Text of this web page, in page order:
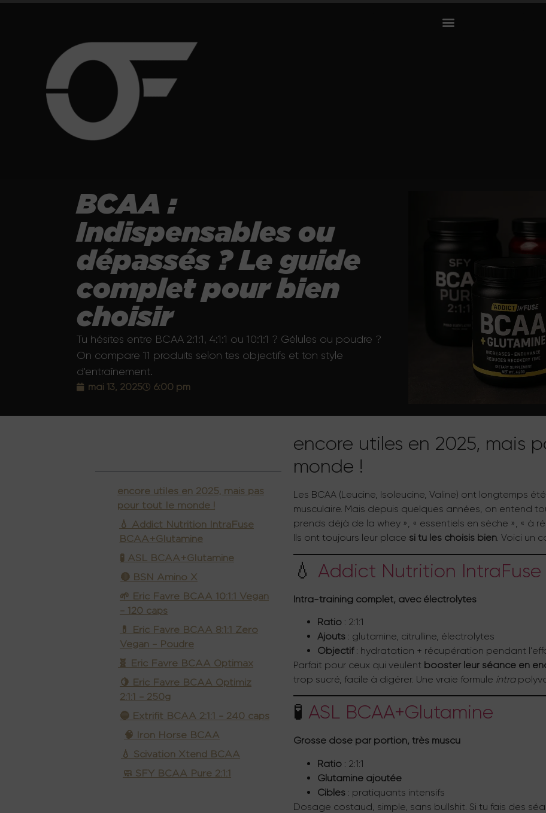
BCAA :
Indispensables ou
dépassés ? Le guide
complet pour bien
choisir
Tu hésites entre BCAA 2:1:1, 4:1:1 ou 10:1:1 ? Gélules ou poudre ?
On compare 11 produits selon tes objectifs et ton style
d'entraînement.
mai 13, 2025 6:00 pm
encore utiles en 2025, mais pas
pour tout le monde !
💧 Addict Nutrition IntraFuse
BCAA+Glutamine
🧪 ASL BCAA+Glutamine
🔴 BSN Amino X
🌱 Eric Favre BCAA 10:1:1 Vegan
– 120 caps
💊 Eric Favre BCAA 8:1:1 Zero
Vegan – Poudre
🧬 Eric Favre BCAA Optimax
🍋 Eric Favre BCAA Optimiz
2:1:1 – 250g
🔵 Extrifit BCAA 2:1:1 – 240 caps
🧠 Iron Horse BCAA
💧 Scivation Xtend BCAA
🧼 SFY BCAA Pure 2:1:1
encore utiles en 2025, mais
monde !
Les BCAA (Leucine, Isoleucine, Valine) ont longtemps
musculaire. Mais depuis quelques années, on entend
prends déjà de la whey », « essentiels en sèche », « à
Ils ont toujours leur place si tu les choisis bien. Voici un
💧 Addict Nutrition IntraFuse
Intra-training complet, avec électrolytes
Ratio : 2:1:1
Ajouts : glutamine, citrulline, électrolytes
Objectif: hydratation + récupération pendant
Parfait pour ceux qui veulent booster leur séance en
trop sucré, facile à digérer. Une vraie formule intra
🧪 ASL BCAA+Glutamine
Grosse dose par portion, très muscu
Ratio : 2:1:1
Glutamine ajoutée
Cibles : pratiquants intensifs
Dosage costaud, simple, sans bullshit. Si tu fais des